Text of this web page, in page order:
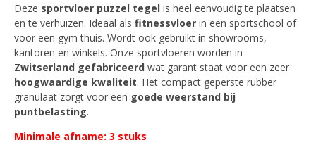
Deze sportvloer puzzel tegel is heel eenvoudig te plaatsen
en te verhuizen. Ideaal als fitnessvloer in een sportschool of
voor een gym thuis. Wordt ook gebruikt in showrooms,
kantoren en winkels. Onze sportvloeren worden in
Zwitserland gefabriceerd wat garant staat voor een zeer
hoogwaardige kwaliteit. Het compact geperste rubber
granulaat zorgt voor een goede weerstand bij
puntbelasting.
Minimale afname: 3 stuks